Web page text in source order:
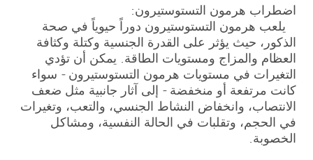
اضطراب هرمون التستوستيرون:
يلعب هرمون التستوستيرون دوراً حيوياً في صحة
الذكور، حيث يؤثر على القدرة الجنسية وكتلة وكثافة
العظام والمزاج ومستويات الطاقة. يمكن أن تؤدي
التغيرات في مستويات هرمون التستوستيرون - سواء
كانت مرتفعة أو منخفضة - إلى آثار جانبية مثل ضعف
الانتصاب، وانخفاض النشاط الجنسي، والتعب، وتغيرات
في الحجم، وتقلبات في الحالة النفسية، ومشاكل
الخصوبة.